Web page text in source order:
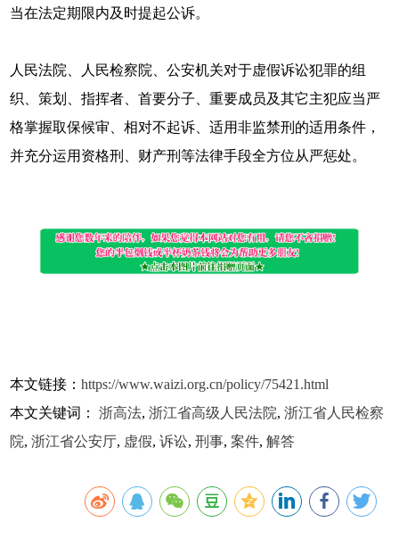
当在法定期限内及时提起公诉。
人民法院、人民检察院、公安机关对于虚假诉讼犯罪的组
织、策划、指挥者、首要分子、重要成员及其它主犯应当严
格掌握取保候审、相对不起诉、适用非监禁刑的适用条件，
并充分运用资格刑、财产刑等法律手段全方位从严惩处。
本文链接：https://www.waizi.org.cn/policy/75421.html
本文关键词：浙高法,浙江省高级人民法院,浙江省人民检察
院,浙江省公安厅, 虚假,诉讼,刑事,案件,解答